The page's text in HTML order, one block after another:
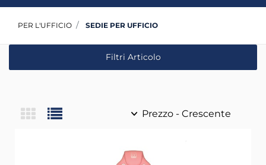
PER L'UFFICIO SEDIE PER UFFICIO
Filtri Articolo